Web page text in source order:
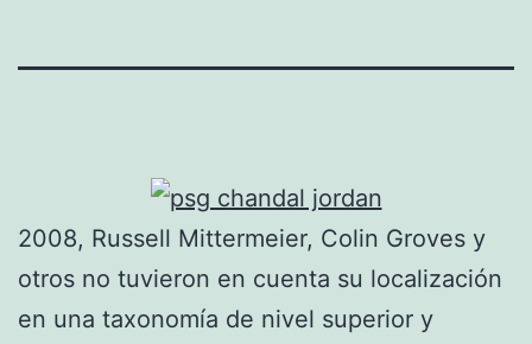
2008, Russell Mittermeier, Colin Groves y
otros no tuvieron en cuenta su localización
en una taxonomía de nivel superior y